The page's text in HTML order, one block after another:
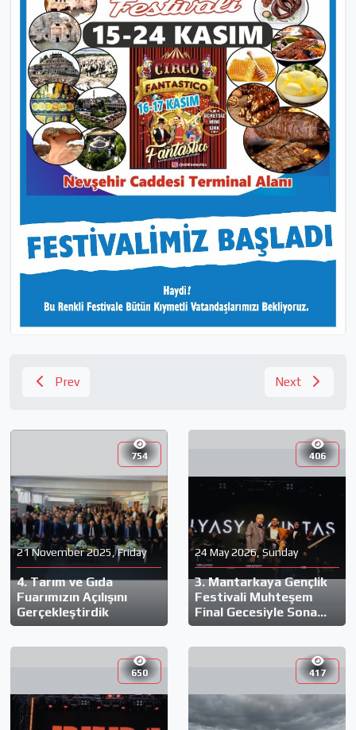
754
21 November 2025, Friday
4. Tarım ve Gıda
Fuarımızın Açılışını
Gerçekleştirdik
406
24 May 2026, Sunday
3. Mantarkaya Gençlik
Festivali Muhteşem
Final Gecesiyle Sona
Erdi!
650 417
Prev Next